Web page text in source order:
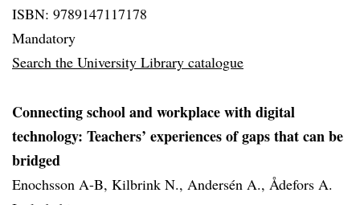
ISBN: 9789147117178
Mandatory
Search the University Library catalogue
Connecting school and workplace with digital
technology: Teachers’ experiences of gaps that can be
bridged
Enochsson A-B, Kilbrink N., Andersén A., Ådefors A.